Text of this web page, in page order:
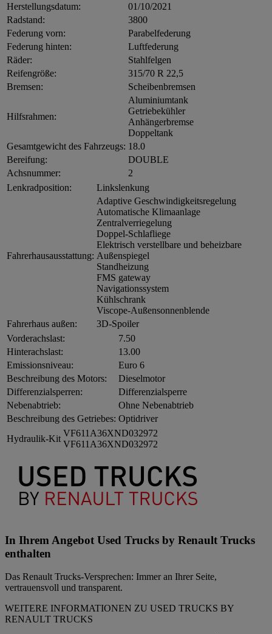
Herstellungsdatum:
01/10/2021
Radstand:
3800
Federung vorn:
Parabelfederung
Federung hinten:
Luftfederung
Räder:
Stahlfelgen
Reifengröße:
315/70 R 22,5
Bremsen:
Scheibenbremsen
Hilfsrahmen:
Aluminiumtank
Getriebekühler
Anhängerbremse
Doppeltank
Gesamtgewicht des Fahrzeugs: 18.0
Bereifung:
DOUBLE
Achsnummer:
2
Lenkradposition:
Linkslenkung
Fahrerhausausstattung:
Adaptive Geschwindigkeitsregelung
Automatische Klimaanlage
Zentralverriegelung
Doppel-Schlafliege
Elektrisch verstellbare und beheizbare
Außenspiegel
Standheizung
FMS gateway
Navigationssystem
Kühlschrank
Viscope-Außensonnenblende
Fahrerhaus außen:
3D-Spoiler
Vorderachslast:
7.50
Hinterachslast:
13.00
Emissionsniveau:
Euro 6
Beschreibung des Motors:
Dieselmotor
Differenzialsperren:
Differenzialsperre
Nebenabtrieb:
Ohne Nebenabtrieb
Beschreibung des Getriebes: Optidriver
Hydraulik-Kit
VF611A36XND032972
VF611A36XND032972
In Ihrem Angebot Used Trucks by Renault Trucks
enthalten
Das Renault Trucks-Versprechen: Immer an Ihrer Seite,
vertrauensvoll und transparent.
WEITERE INFORMATIONEN ZU USED TRUCKS BY
RENAULT TRUCKS